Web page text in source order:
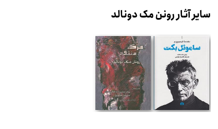
سایر آثار رونن مک دونالد